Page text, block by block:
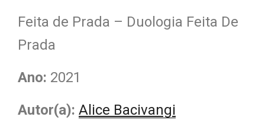
Feita de Prada – Duologia Feita De
Prada
Ano: 2021
Autor(a): Alice Bacivangi